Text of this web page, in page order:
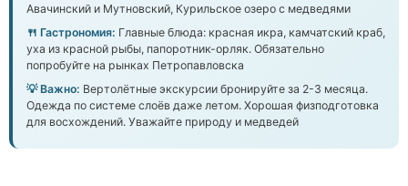
Авачинский и Мутновский, Курильское озеро с медведями
🍴 Гастрономия: Главные блюда: красная икра, камчатский краб,
уха из красной рыбы, папоротник-орляк. Обязательно
попробуйте на рынках Петропавловска
💡 Важно: Вертолётные экскурсии бронируйте за 2-3 месяца.
Одежда по системе слоёв даже летом. Хорошая физподготовка
для восхождений. Уважайте природу и медведей